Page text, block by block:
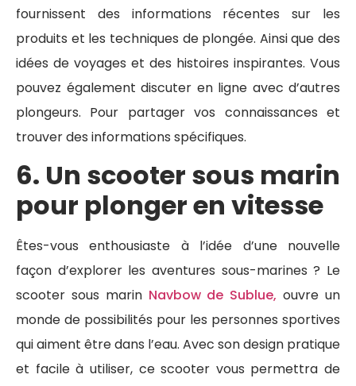
fournissent des informations récentes sur les
produits et les techniques de plongée. Ainsi que des
idées de voyages et des histoires inspirantes. Vous
pouvez également discuter en ligne avec d’autres
plongeurs. Pour partager vos connaissances et
trouver des informations spécifiques.
6. Un scooter sous marin
pour plonger en vitesse
Êtes-vous enthousiaste à l’idée d’une nouvelle
façon d’explorer les aventures sous-marines ? Le
scooter sous marin Navbow de Sublue, ouvre un
monde de possibilités pour les personnes sportives
qui aiment être dans l’eau. Avec son design pratique
et facile à utiliser, ce scooter vous permettra de